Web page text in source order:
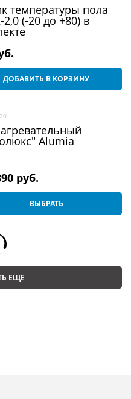
температуры пола
2,0 (-20 до +80) в
ДОБАВИТЬ В КОРЗИНУ
Alumia
руб.
ВЫБРАТЬ
ЕЩЕ